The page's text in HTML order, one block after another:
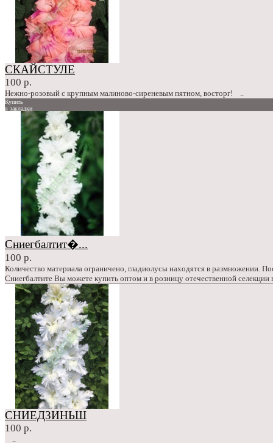
СКАЙСТУЛЕ
100 р.
Нежно-розовый с крупным малиново-сиреневым пятном, восторг! ..
Купить
в закладки
сравнение
100 р.
Сниегбалтит�...
100 р.
Количество материала ограничено, гладиолусы находятся в размножении.
Сниегбалтите Вы можете купить оптом и в розницу отечественной
Купить
в закладки
сравнение
100 р.
СНИЕДЗИНЬШ
100 р.